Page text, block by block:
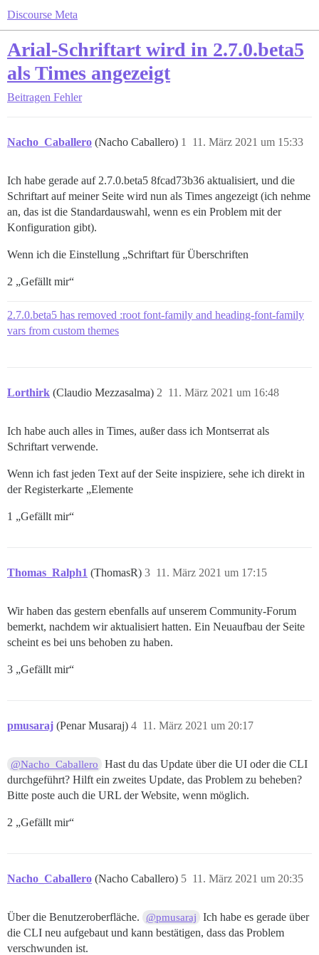
Discourse Meta
Arial-Schriftart wird in 2.7.0.beta5
als Times angezeigt
Beitragen Fehler
Nacho_Caballero (Nacho Caballero) 11. März 2021 um 15:33
1
Ich habe gerade auf 2.7.0.beta5 8fcad73b36 aktualisiert, und die
Schriftart auf meiner Seite wird nun als Times angezeigt (ich nehme
an, das ist die Standardauswahl, wenn es ein Problem mit der
Konfiguration gibt).
Wenn ich die Einstellung „Schriftart für Überschriften
2 „Gefällt mir“
2.7.0.beta5 has removed :root font-family and heading-font-family
vars from custom themes
Lorthirk (Claudio Mezzasalma) 11. März 2021 um 16:48
2
Ich habe auch alles in Times, außer dass ich Montserrat als
Schriftart verwende.
Wenn ich fast jeden Text auf der Seite inspiziere, sehe ich direkt in
der Registerkarte „Elemente
1 „Gefällt mir“
Thomas_Ralph1 (ThomasR) 11. März 2021 um 17:15
3
Wir haben das gestern ebenfalls auf unserem Community-Forum
bemerkt, nachdem wir aktualisiert hatten. Ein Neuaufbau der Seite
scheint es bei uns behoben zu haben.
3 „Gefällt mir“
pmusaraj (Penar Musaraj) 11. März 2021 um 20:17
4
@Nacho_Caballero
Hast du das Update über die UI oder die CLI
durchgeführt? Hilft ein zweites Update, das Problem zu beheben?
Bitte poste auch die URL der Website, wenn möglich.
2 „Gefällt mir“
Nacho_Caballero (Nacho Caballero) 11. März 2021 um 20:35
5
Über die Benutzeroberfläche. @pmusaraj
Ich habe es gerade über
die CLI neu aufgebaut und kann bestätigen, dass das Problem
verschwunden ist.